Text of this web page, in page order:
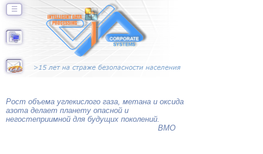
☰
Рост объема углекислого газа, метана и оксида
азота делает планету опасной и
негостеприимной для будущих поколений.
ВМО